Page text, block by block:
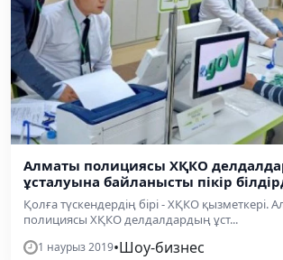
Алматы полициясы ХҚКО
ұсталуына байланысты пікір
Қолға түскендердің бірі - ХҚКО қызметкері.
полициясы ХҚКО делдалдардың ұст...
1 наурыз 2019•Шоу-бизнес